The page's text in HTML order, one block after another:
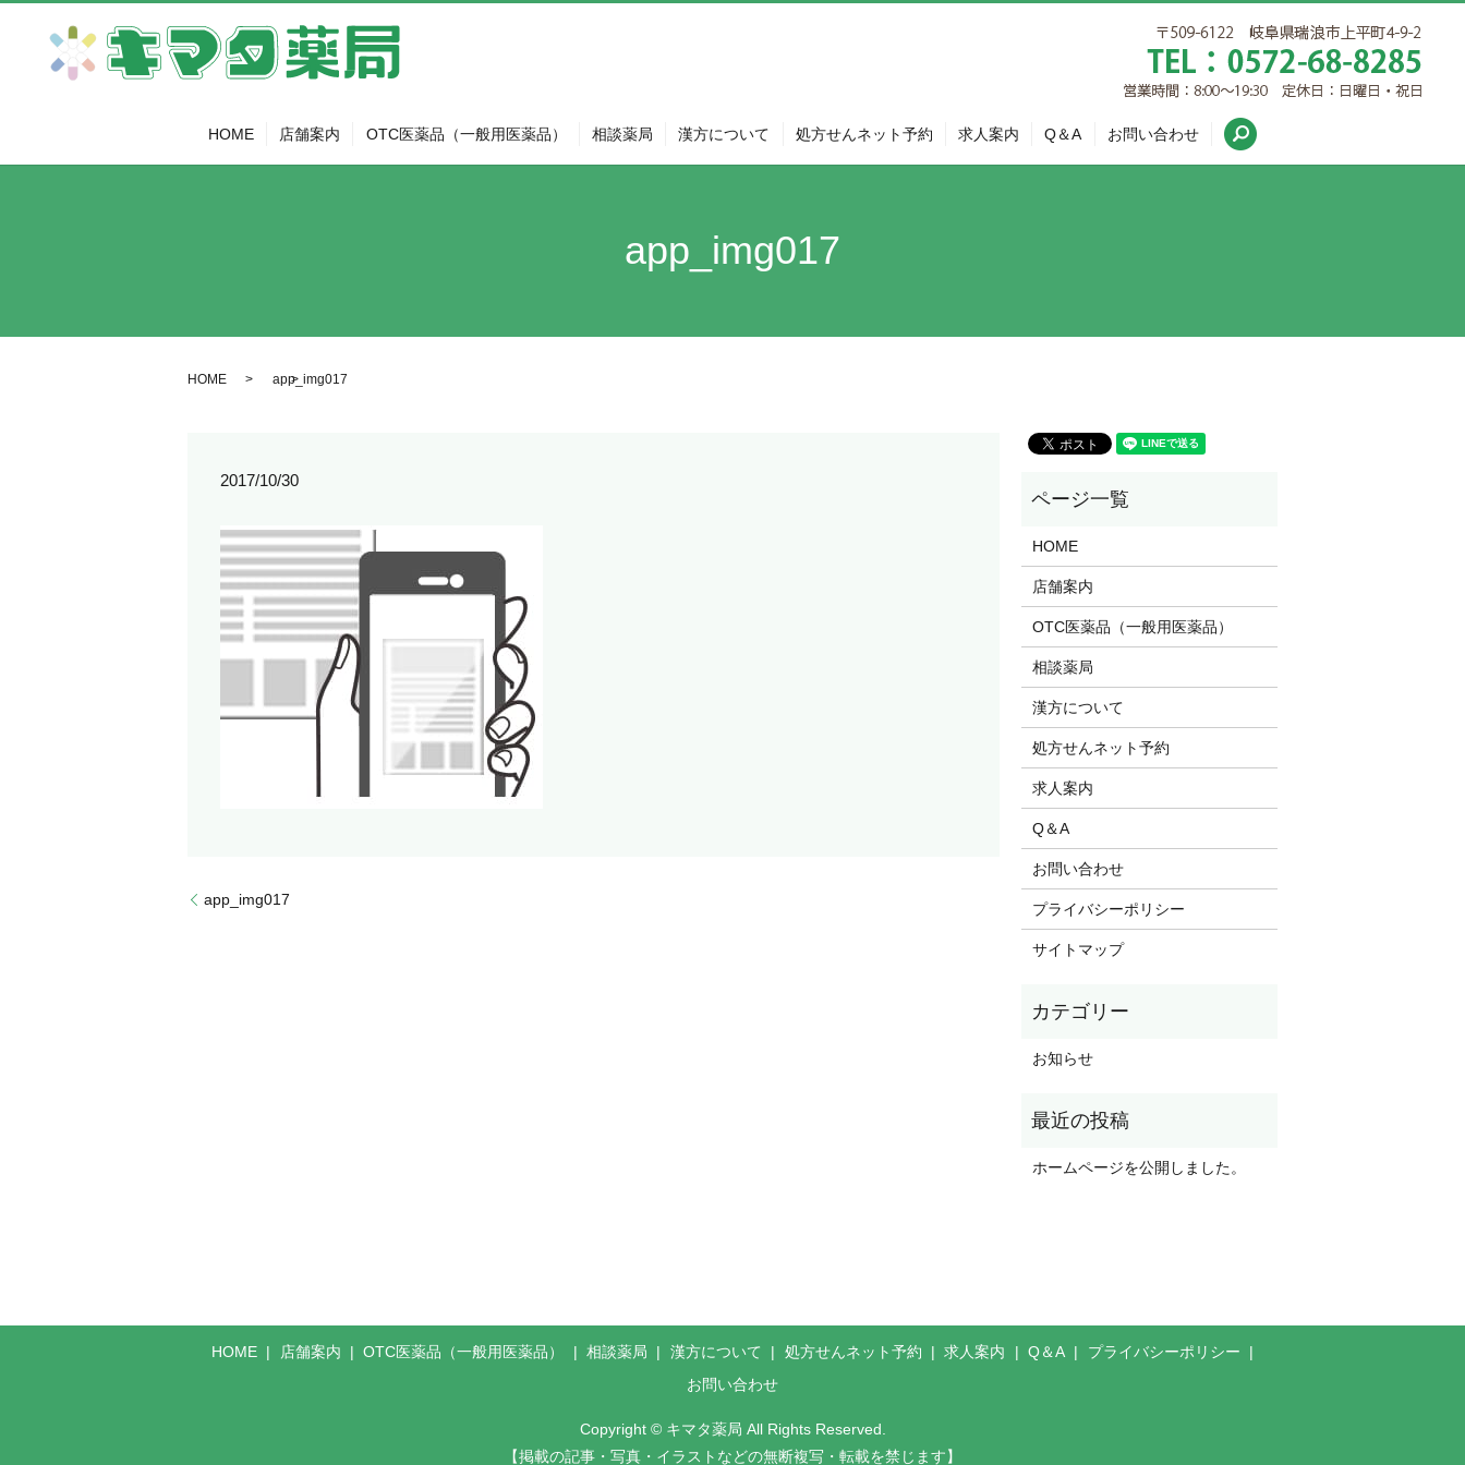
HOME 店舗案内 OTC医薬品（一般用医薬品） 相談薬局 漢方について 処方せんネット予約 求人案内 Q＆A お問い合わせ
app_img017
HOME app_img017
2017/10/30
app_img017
HOME
店舗案内
OTC医薬品（一般用医薬品）
相談薬局
漢方について
処方せんネット予約
求人案内
Q＆A
お問い合わせ
プライバシーポリシー
サイトマップ
お知らせ
ホームページを公開しました。
HOME 店舗案内 OTC医薬品（一般用医薬品） 相談薬局 漢方について 処方せんネット予約 求人案内 Q＆A
プライバシーポリシー
お問い合わせ
Copyright © キマタ薬局 All Rights Reserved.
【掲載の記事・写真・イラストなどの無断複写・転載を禁じます】